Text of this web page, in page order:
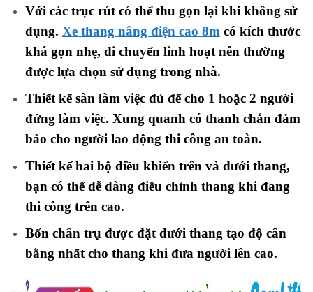
Với các trục rút có thể thu gọn lại khi không sử
dụng. Xe thang nâng điện cao 8m có kích thước
khá gọn nhẹ, di chuyển linh hoạt nên thường
được lựa chọn sử dụng trong nhà.
Thiết kế sàn làm việc đủ để cho 1 hoặc 2 người
đứng làm việc. Xung quanh có thanh chắn đảm
bảo cho người lao động thi công an toàn.
Thiết kế hai bộ điều khiển trên và dưới thang,
bạn có thể dễ dàng điều chỉnh thang khi đang
thi công trên cao.
Bốn chân trụ được đặt dưới thang tạo độ cân
bằng nhất cho thang khi đưa người lên cao.